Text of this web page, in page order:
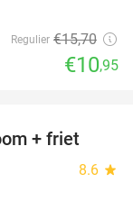
Regulier €15,70
€10,95
39%
+ friet
8.6 star